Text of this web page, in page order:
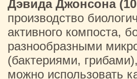
Дэвида Джонсона
производство
активного компоста,
разнообразными
(бактериями,
можно использовать